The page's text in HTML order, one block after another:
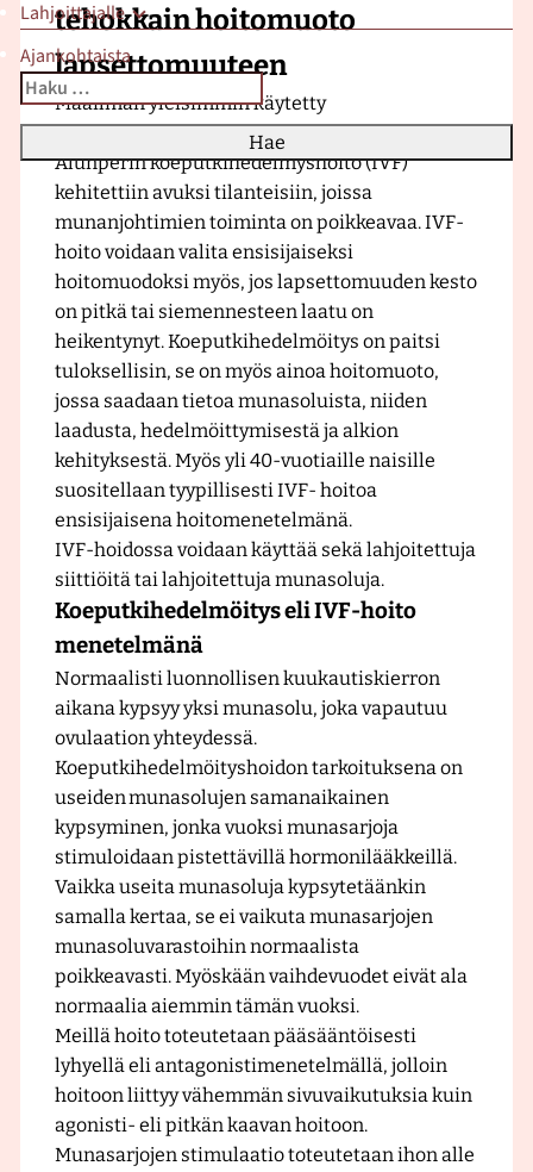
r
a
H
e
e
Lahjoittajalle
Ajankohtaista
Haku:
Kun tuloksia tulee, voit selata niitä nuolinäppäimillä
tehokkain hoitomuoto
lapsettomuuteen
Maailman yleisimmin käytetty
hedelmöityshoitoon myös tehokkain.
Alunperin koeputkihedelmyshoito (IVF)
kehitettiin avuksi tilanteisiin, joissa
munanjohtimien toiminta on poikkeavaa. IVF-
hoito voidaan valita ensisijaiseksi
hoitomuodoksi myös, jos lapsettomuuden kesto
on pitkä tai siemennesteen laatu on
heikentynyt. Koeputkihedelmöitys on paitsi
tuloksellisin, se on myös ainoa hoitomuoto,
jossa saadaan tietoa munasoluista, niiden
laadusta, hedelmöittymisestä ja alkion
kehityksestä. Myös yli 40-vuotiaille naisille
suositellaan tyypillisesti IVF- hoitoa
ensisijaisena hoitomenetelmänä.
IVF-hoidossa voidaan käyttää sekä lahjoitettuja
siittiöitä tai lahjoitettuja munasoluja.
Koeputkihedelmöitys eli IVF-hoito
menetelmänä
Normaalisti luonnollisen kuukautiskierron
aikana kypsyy yksi munasolu, joka vapautuu
ovulaation yhteydessä.
Koeputkihedelmöityshoidon tarkoituksena on
useiden munasolujen samanaikainen
kypsyminen, jonka vuoksi munasarjoja
stimuloidaan pistettävillä hormonilääkkeillä.
Vaikka useita munasoluja kypsytetäänkin
samalla kertaa, se ei vaikuta munasarjojen
munasoluvarastoihin normaalista
poikkeavasti. Myöskään vaihdevuodet eivät ala
normaalia aiemmin tämän vuoksi.
Meillä hoito toteutetaan pääsääntöisesti
lyhyellä eli antagonistimenetelmällä, jolloin
hoitoon liittyy vähemmän sivuvaikutuksia kuin
agonisti- eli pitkän kaavan hoitoon.
Munasarjojen stimulaatio toteutetaan ihon alle